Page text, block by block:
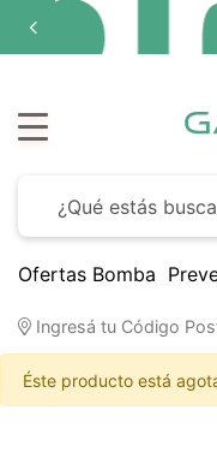
Ofertas Bomba
Ingresá tu Código
Éste producto está